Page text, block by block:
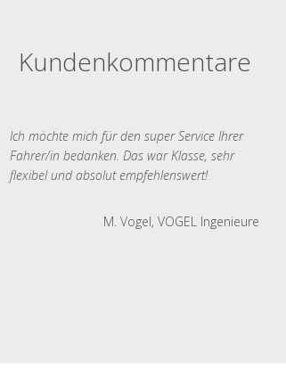
Kundenkommentare
Ich möchte mich für den super Service Ihrer
Fahrer/in bedanken. Das war Klasse, sehr
flexibel und absolut empfehlenswert!
M. Vogel, VOGEL Ingenieure